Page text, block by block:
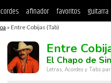
afinador favoritos guitarra
» Entre Cobijas (Tab)
Entre
El Chapo de
Letras, Acordes y Tabs